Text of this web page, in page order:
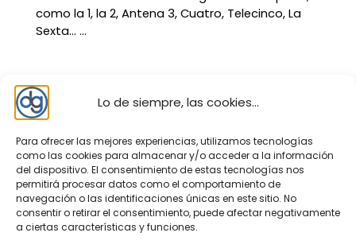
Lo de siempre, las cookies...
Para ofrecer las mejores experiencias, utilizamos tecnologías
como las cookies para almacenar y/o acceder a la información
del dispositivo. El consentimiento de estas tecnologías nos
permitirá procesar datos como el comportamiento de
navegación o las identificaciones únicas en este sitio. No
consentir o retirar el consentimiento, puede afectar negativamente
a ciertas características y funciones.
como la 1, la 2, Antena 3, Cuatro, Telecinco, La
Sexta… ...